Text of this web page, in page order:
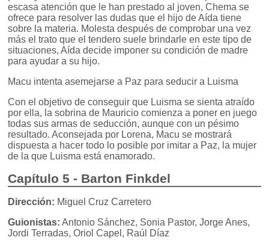
escasa atención que le han prestado al joven, Chema se
ofrece para resolver las dudas que el hijo de Aída tiene
sobre la materia. Molesta después de comprobar una vez
más el trato que el tendero suele brindarle en este tipo de
situaciones, Aída decide imponer su condición de madre
para ayudar a su hijo.
Macu intenta asemejarse a Paz para seducir a Luisma
Con el objetivo de conseguir que Luisma se sienta atraído
por ella, la sobrina de Mauricio comienza a poner en juego
todas sus armas de seducción, aunque con un pésimo
resultado. Aconsejada por Lorena, Macu se mostrará
dispuesta a hacer todo lo posible por imitar a Paz, la mujer
de la que Luisma está enamorado.
Capítulo 5 - Barton Finkdel
Dirección: Miguel Cruz Carretero
Guionistas: Antonio Sánchez, Sonia Pastor, Jorge Anes,
Jordi Terradas, Oriol Capel, Raúl Díaz